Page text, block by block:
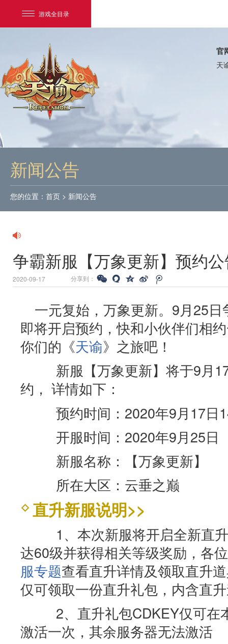
游戏全目录
网易游戏
我的足迹：
官
天
新闻公告
您的位置： 首页 > 新闻公告
争霸新服【万象更新】预约
2020-09-17 分享到：
一元复始，万象更新。9月25
即将开启预约，快和小伙伴们相
你们的《天谕》之旅吧！
新服【万象更新】将于9月
约， 详情如下：
预约时间：2020年9月17日
开服时间：2020年9月25日
新服名称：【万象更新】
所在大区：云垂之巅
直升新服说明>>
1、本次新服将开启全新直
达60级并获得相关等级奖励，各
服专题查看直升详情及领取直升
仅可领取一份直升礼包，内含直
2、直升礼包CDKEY仅可在
激活一次，其余服务器无法激活